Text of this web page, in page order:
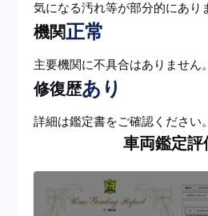
気になる汚れ等が部分的にあり
機関正常
主要機関に不具合はありません。
修復歴あり
詳細は鑑定書をご確認ください。
車両鑑定評